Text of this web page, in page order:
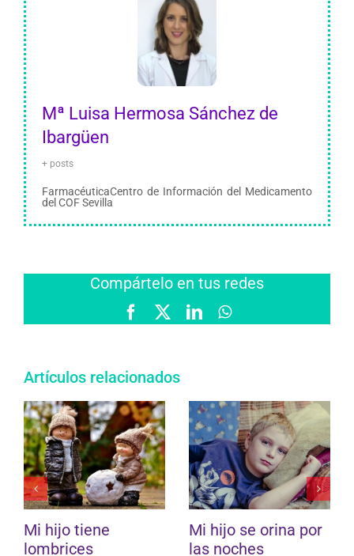
Mª Luisa Hermosa Sánchez de
Ibargüen
+ posts
FarmacéuticaCentro de Información del Medicamento
del COF Sevilla
Compártelo en tus redes
FacebookLinkedInWhatsApp
Artículos relacionados
Mi hijo tiene
lombrices
Mi hijo se orina por
las noches